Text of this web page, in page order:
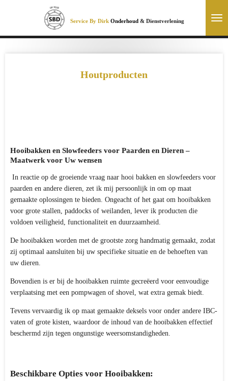
hoofdinhoud
Service By Dirk Onderhoud & Dienstverlening
Houtproducten
Hooibakken en Slowfeeders voor Paarden en Dieren –
Maatwerk voor Uw wensen
In reactie op de groeiende vraag naar hooi bakken en slowfeeders voor
paarden en andere dieren, zet ik mij persoonlijk in om op maat
gemaakte oplossingen te bieden. Ongeacht of het gaat om hooibakken
voor grote stallen, paddocks of weilanden, lever ik producten die
voldoen veiligheid, functionaliteit en duurzaamheid.
De hooibakken worden met de grootste zorg handmatig gemaakt, zodat
zij optimaal aansluiten bij uw specifieke situatie en de behoeften van
uw dieren.
Bovendien is er bij de hooibakken ruimte gecreëerd voor eenvoudige
verplaatsing met een pompwagen of shovel, wat extra gemak biedt.
Tevens vervaardig ik op maat gemaakte deksels voor onder andere IBC-
vaten of grote kisten, waardoor de inhoud van de hooibakken effectief
beschermd zijn tegen ongunstige weersomstandigheden.
Beschikbare Opties voor Hooibakken: